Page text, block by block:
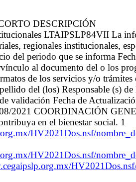
DESCRIPCIÓN
LTAIPSLP84VII La
regionales institucionales,
del periodo que se informa
al documento del o los
de los servicios y/o
del (los) Responsable (s)
validación Fecha de
2021 COORDINACIÓN
en el bienestar social. 1
HV2021Dos.nsf/
HV2021Dos.nsf/